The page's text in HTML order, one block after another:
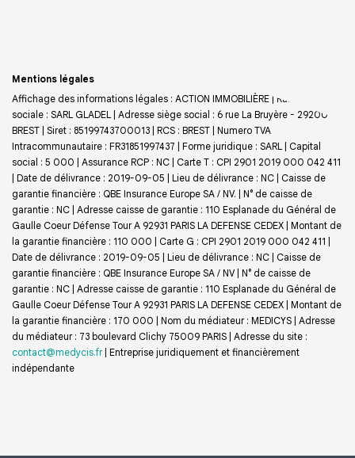
Mentions légales
Affichage des informations légales : ACTION IMMOBILIÈRE | Raison
sociale : SARL GLADEL | Adresse siège social : 6 rue La Bruyère - 29200
BREST | Siret : 85199743700013 | RCS : BREST | Numero TVA
Intracommunautaire : FR31851997437 | Forme juridique : SARL | Capital
social : 5 000 | Assurance RCP : NC | Carte T : CPI 2901 2019 000 042 411
| Date de délivrance : 2019-09-05 | Lieu de délivrance : NC | Caisse de
garantie financière : QBE Insurance Europe SA / NV. | N° de caisse de
garantie : NC | Adresse caisse de garantie : 110 Esplanade du Général de
Gaulle Coeur Défense Tour A 92931 PARIS LA DEFENSE CEDEX | Montant de
la garantie financière : 110 000 | Carte G : CPI 2901 2019 000 042 411 |
Date de délivrance : 2019-09-05 | Lieu de délivrance : NC | Caisse de
garantie financière : QBE Insurance Europe SA / NV | N° de caisse de
garantie : NC | Adresse caisse de garantie : 110 Esplanade du Général de
Gaulle Coeur Défense Tour A 92931 PARIS LA DEFENSE CEDEX | Montant de
la garantie financière : 170 000 | Nom du médiateur : MEDICYS | Adresse
du médiateur : 73 boulevard Clichy 75009 PARIS | Adresse du site :
contact@medycis.fr| Entreprise juridiquement et financièrement
indépendante